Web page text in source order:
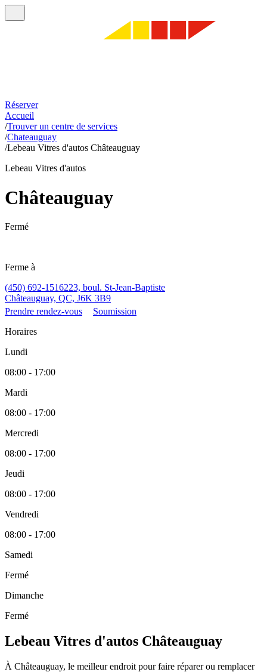
Réserver
Accueil
/Trouver un centre de services
/Chateauguay
/Lebeau Vitres d'autos Châteauguay
Lebeau Vitres d'autos
Châteauguay
Fermé
Ferme à
(450) 692-1516223, boul. St-Jean-Baptiste
Châteauguay, QC, J6K 3B9
Prendre rendez-vous
Soumission
Horaires
Lundi
08:00 - 17:00
Mardi
08:00 - 17:00
Mercredi
08:00 - 17:00
Jeudi
08:00 - 17:00
Vendredi
08:00 - 17:00
Samedi
Fermé
Dimanche
Fermé
Lebeau Vitres d'autos Châteauguay
À Châteauguay, le meilleur endroit pour faire réparer ou remplacer